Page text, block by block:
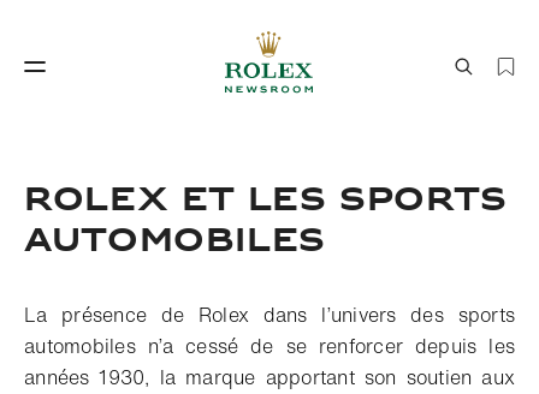
Rolex et les sports
automobiles
La présence de Rolex dans l’univers des sports
automobiles n’a cessé de se renforcer depuis les
années 1930, la marque apportant son soutien aux